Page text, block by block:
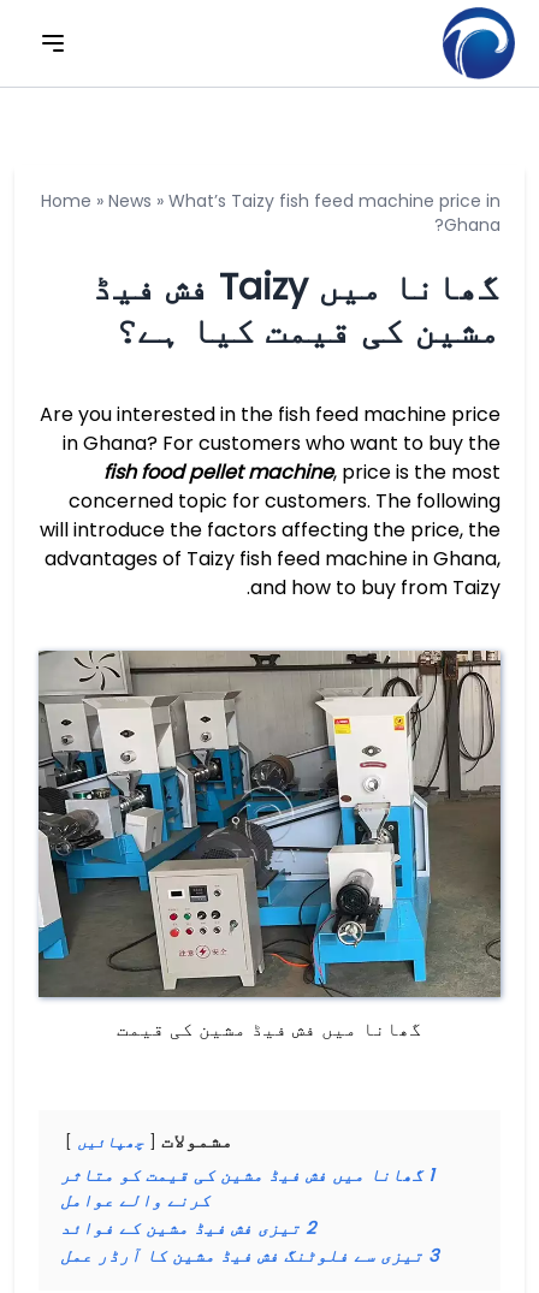
Home » News » What’s Taizy fish feed machine price in
Ghana?
گھانا میں Taizy فش فیڈ
مشین کی قیمت کیا ہے؟
Are you interested in the fish feed machine price
in Ghana? For customers who want to buy the
fish food pellet machine, price is the most
concerned topic for customers. The following
will introduce the factors affecting the price, the
advantages of Taizy fish feed machine in Ghana,
and how to buy from Taizy.
گھانا میں فش فیڈ مشین کی قیمت
مشمولات چھپائیں
1 گھانا میں فش فیڈ مشین کی قیمت کو متاثر
کرنے والے عوامل
2 تیزی فش فیڈ مشین کے فوائد
3 تیزی سے فلوٹنگ فش فیڈ مشین کا آرڈر عمل